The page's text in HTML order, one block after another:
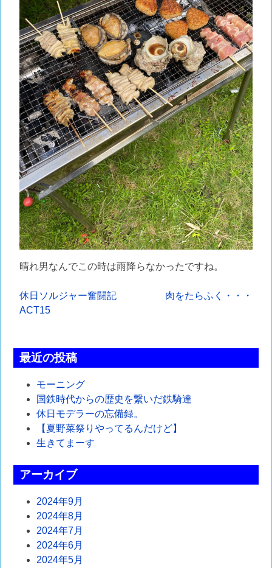
晴れ男なんでこの時は雨降らなかったですね。
投
ビ
ゲ
ー
シ
ン
休日ソルジャー奮闘記
ACT15
肉をたらふく・・・
最近の投稿
モーニング
国鉄時代からの歴史を繋いだ鉄騎達
休日モデラーの忘備録。
【夏野菜祭りやってるんだけど】
生きてまーす
アーカイブ
2024年9月
2024年8月
2024年7月
2024年6月
2024年5月